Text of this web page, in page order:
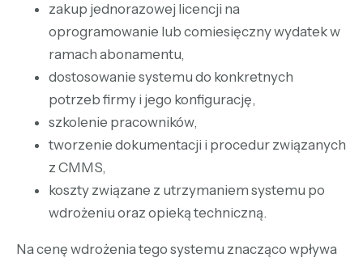
zakup jednorazowej licencji na
oprogramowanie lub comiesięczny wydatek w
ramach abonamentu,
dostosowanie systemu do konkretnych
potrzeb firmy i jego konfigurację,
szkolenie pracowników,
tworzenie dokumentacji i procedur związanych
z CMMS,
koszty związane z utrzymaniem systemu po
wdrożeniu oraz opieką techniczną.
Na cenę wdrożenia tego systemu znacząco wpływa